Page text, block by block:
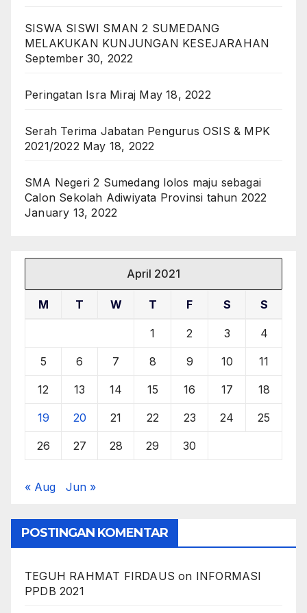
SISWA SISWI SMAN 2 SUMEDANG
MELAKUKAN KUNJUNGAN KESEJARAHAN
September 30, 2022
Peringatan Isra Miraj May 18, 2022
Serah Terima Jabatan Pengurus OSIS & MPK
2021/2022 May 18, 2022
SMA Negeri 2 Sumedang lolos maju sebagai
Calon Sekolah Adiwiyata Provinsi tahun 2022
January 13, 2022
April 2021
M T W T F S S
1 2 3 4
5 6 7 8 9 10 11
12 13 14 15 16 17 18
19 20 21 22 23 24 25
26 27 28 29 30
« Aug Jun »
POSTINGAN KOMENTAR
TEGUH RAHMAT FIRDAUS on INFORMASI
PPDB 2021